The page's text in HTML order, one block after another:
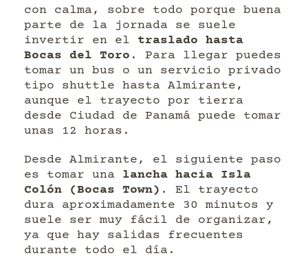
con calma, sobre todo porque buena
parte de la jornada se suele
invertir en el traslado hasta
Bocas del Toro . Para llegar puedes
tomar un bus o un servicio privado
tipo shuttle hasta Almirante,
aunque el trayecto por tierra
desde Ciudad de Panamá puede tomar
unas 12 horas.
Desde Almirante, el siguiente paso
es tomar una lancha hacia Isla
Colón (Bocas Town) . El trayecto
dura aproximadamente 30 minutos y
suele ser muy fácil de organizar,
ya que hay salidas frecuentes
durante todo el día.